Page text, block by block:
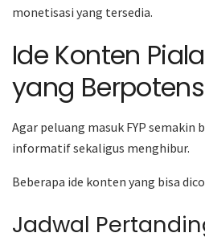
monetisasi yang tersedia.
Ide Konten
yang
Agar peluang masuk FYP semakin
informatif sekaligus menghibur.
Beberapa ide konten yang bisa
Jadwal